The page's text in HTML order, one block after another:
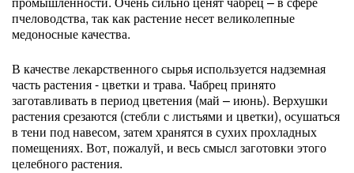
пчеловодства, так как растение несет великолепные
медоносные качества.
В качестве лекарственного сырья используется надземная
часть растения - цветки и трава. Чабрец принято
заготавливать в период цветения (май – июнь). Верхушки
растения срезаются (стебли с листьями и цветки), осушаться
в тени под навесом, затем хранятся в сухих прохладных
помещениях. Вот, пожалуй, и весь смысл заготовки этого
целебного растения.